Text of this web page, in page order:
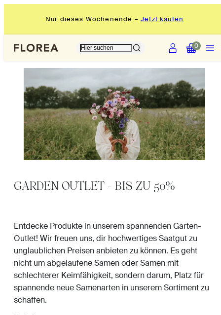
Nur dieses Wochenende –Jetzt kaufen
Konto
Meinen
Warenkorb
0
)
Meinen
Warenkorb
0
)
0
GARDEN OUTLET - BIS ZU 50%
Entdecke Produkte in unserem spannenden Garten-
Outlet! Wir freuen uns, dir hochwertiges Saatgut zu
unglaublichen Preisen anbieten zu können. Es geht
nicht um abgelaufene Samen oder Samen mit
schlechterer Keimfähigkeit, sondern darum, Platz für
spannende neue Samenarten in unserem Sortiment zu
schaffen.